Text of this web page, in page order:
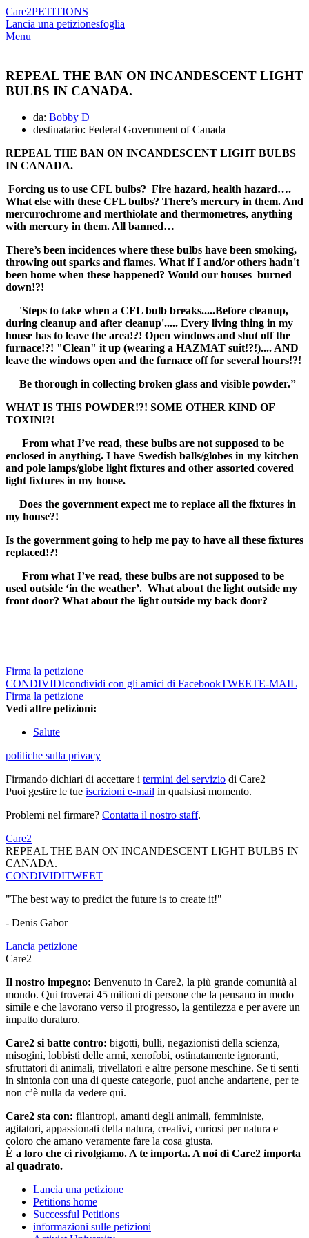
Care2PETITIONS
Lancia una petizionesfoglia
Menu
REPEAL THE BAN ON INCANDESCENT LIGHT
BULBS IN CANADA.
da: Bobby D
destinatario: Federal Government of Canada
REPEAL THE BAN ON INCANDESCENT LIGHT BULBS
IN CANADA.
Forcing us to use CFL bulbs? Fire hazard, health hazard….
What else with these CFL bulbs? There’s mercury in them. And
mercurochrome and merthiolate and thermometres, anything
with mercury in them. All banned…
There’s been incidences where these bulbs have been smoking,
throwing out sparks and flames. What if I and/or others hadn't
been home when these happened? Would our houses burned
down!?!
'Steps to take when a CFL bulb breaks.....Before cleanup,
during cleanup and after cleanup'..... Every living thing in my
house has to leave the area!?! Open windows and shut off the
furnace!?! "Clean" it up (wearing a HAZMAT suit!?!).... AND
leave the windows open and the furnace off for several hours!?!
Be thorough in collecting broken glass and visible powder.”
WHAT IS THIS POWDER!?! SOME OTHER KIND OF
TOXIN!?!
From what I’ve read, these bulbs are not supposed to be
enclosed in anything. I have Swedish balls/globes in my kitchen
and pole lamps/globe light fixtures and other assorted covered
light fixtures in my house.
Does the government expect me to replace all the fixtures in
my house?!
Is the government going to help me pay to have all these fixtures
replaced!?!
From what I’ve read, these bulbs are not supposed to be
used outside ‘in the weather’. What about the light outside my
front door? What about the light outside my back door?
Firma la petizione
CONDIVIDIcondividi con gli amici di FacebookTWEETE-MAIL
Firma la petizione
Vedi altre petizioni:
Salute
politiche sulla privacy
Firmando dichiari di accettare i termini del servizio di Care2
Puoi gestire le tue iscrizioni e-mail in qualsiasi momento.
Problemi nel firmare? Contatta il nostro staff.
Care2
REPEAL THE BAN ON INCANDESCENT LIGHT BULBS IN
CANADA.
CONDIVIDITWEET
"The best way to predict the future is to create it!"
- Denis Gabor
Lancia petizione
Care2
Il nostro impegno: Benvenuto in Care2, la più grande comunità al
mondo. Qui troverai 45 milioni di persone che la pensano in modo
simile e che lavorano verso il progresso, la gentilezza e per avere un
impatto duraturo.
Care2 si batte contro: bigotti, bulli, negazionisti della scienza,
misogini, lobbisti delle armi, xenofobi, ostinatamente ignoranti,
sfruttatori di animali, trivellatori e altre persone meschine. Se ti senti
in sintonia con una di queste categorie, puoi anche andartene, per te
non c’è nulla da vedere qui.
Care2 sta con: filantropi, amanti degli animali, femministe,
agitatori, appassionati della natura, creativi, curiosi per natura e
coloro che amano veramente fare la cosa giusta.
È a loro che ci rivolgiamo. A te importa. A noi di Care2 importa
al quadrato.
Lancia una petizione
Petitions home
Successful Petitions
informazioni sulle petizioni